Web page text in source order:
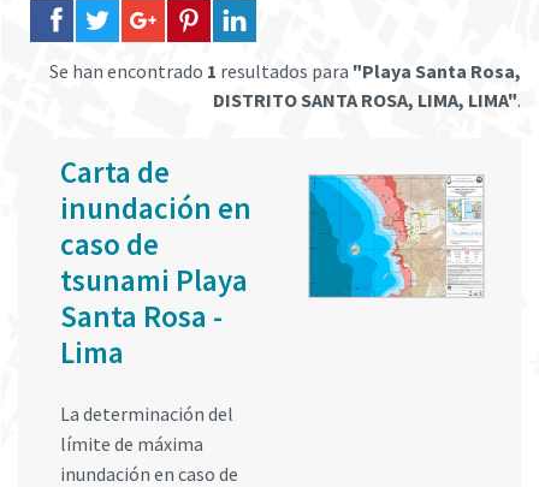
Se han encontrado 1 resultados para "Playa Santa Rosa,
DISTRITO SANTA ROSA, LIMA, LIMA".
Carta de
inundación en
caso de
tsunami Playa
Santa Rosa -
Lima
La determinación del
límite de máxima
inundación en caso de